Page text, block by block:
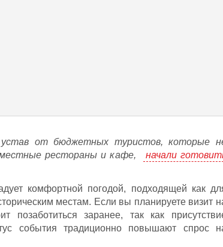
от бюджетных туристов, которые
рестораны и кафе,
начали
комфортной погодой, подходящей как
местам. Если вы планируете визит
позаботиться заранее, так как
события традиционно повышают спрос